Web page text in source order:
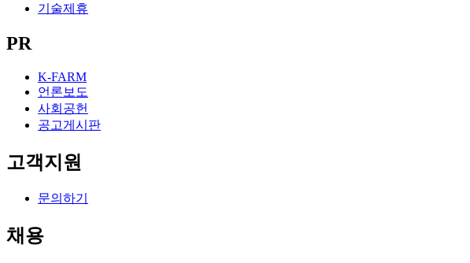
기술제휴
PR
K-FARM
언론보도
사회공헌
공고게시판
고객지원
문의하기
채용